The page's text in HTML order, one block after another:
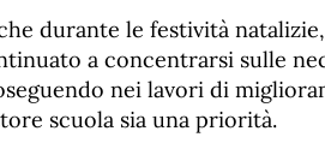
durante le festività
a concentrarsi sulle
nei lavori di
scuola sia una priorità.